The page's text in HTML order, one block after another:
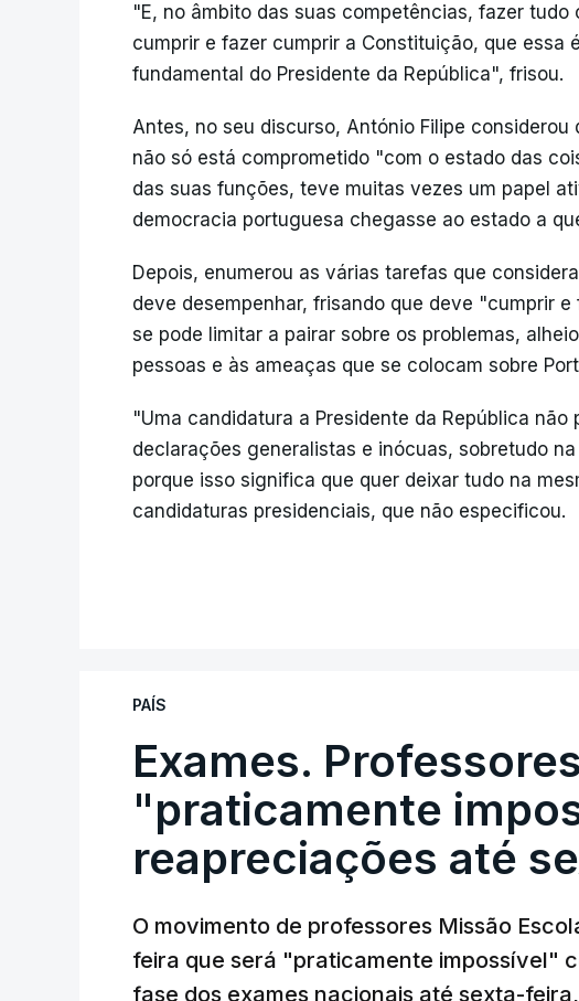
"E, no âmbito das suas competências, fazer
cumprir e fazer cumprir a Constituição, que essa
fundamental do Presidente da República", frisou.
Antes, no seu discurso, António Filipe considerou
não só está comprometido "com o estado das
das suas funções, teve muitas vezes um papel
democracia portuguesa chegasse ao estado a
Depois, enumerou as várias tarefas que
deve desempenhar, frisando que deve "cumprir
se pode limitar a pairar sobre os problemas,
pessoas e às ameaças que se colocam sobre
"Uma candidatura a Presidente da República não
declarações generalistas e inócuas, sobretudo
porque isso significa que quer deixar tudo na
candidaturas presidenciais, que não especificou.
PAÍS
Exames.
"praticamente
reapreciações até
O movimento de professores Missão
feira que será "praticamente impossível"
fase dos exames nacionais até sexta-